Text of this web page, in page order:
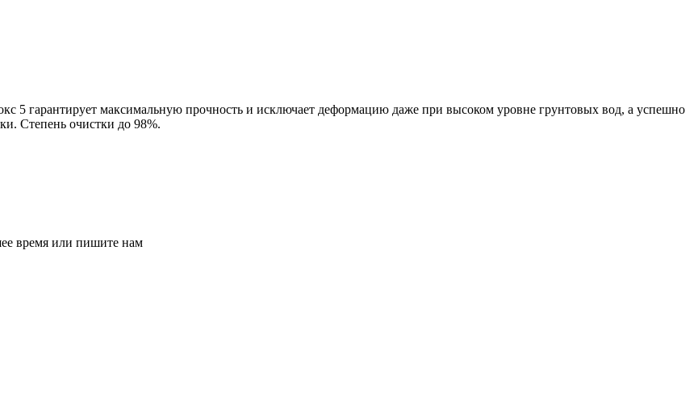
5 гарантирует максимальную прочность и исключает деформацию даже при высоком уровне грунтовых вод, а успешно
Степень очистки до 98%.
время или пишите нам